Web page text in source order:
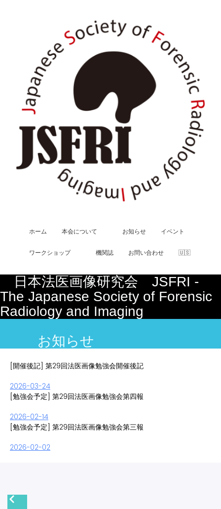
ホーム 本会について お知らせ イベント
ワークショップ 機関誌 お問い合わせ 🇺🇸
日本法医画像研究会 JSFRI -
The Japanese Society of Forensic
Radiology and Imaging
お知らせ
[開催後記] 第29回法医画像勉強会開催後記
2026-03-24
[勉強会予定] 第29回法医画像勉強会第四報
2026-02-14
[勉強会予定] 第29回法医画像勉強会第三報
2026-02-02